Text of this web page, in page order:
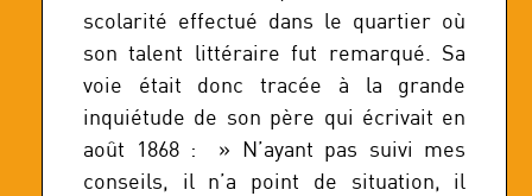
scolarité effectué dans le quartier où
son talent littéraire fut remarqué. Sa
voie était donc tracée à la grande
inquiétude de son père qui écrivait en
août 1868 : » N’ayant pas suivi mes
conseils, il n’a point de situation, il